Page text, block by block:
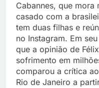
Cabannes, que mora
casado com a
tem duas filhas e
no Instagram. Em
que a opinião de
sofrimento em
comparou a crítica
Rio de Janeiro a